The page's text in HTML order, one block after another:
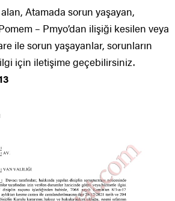
Atamada sorun yaşayan,
– Pmyo’dan ilişiği kesilen veya
ile sorun yaşayanlar, sorunların
için iletişime geçebilirsiniz.